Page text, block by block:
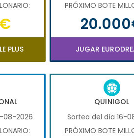
PLUS
PRÓXIMO BOTE
JUGAR
08-2026
QUINIGOL
Sorteo del día 16-
PRÓXIMO BOTE